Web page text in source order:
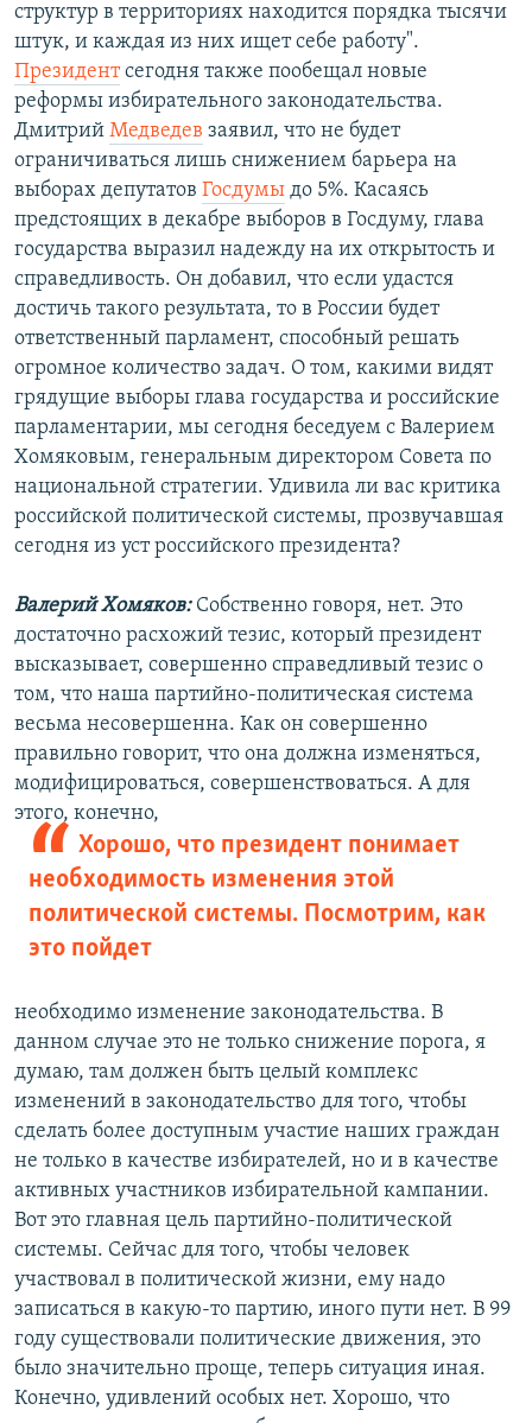
структур в территориях находится порядка тысячи
штук, и каждая из них ищет себе работу".
Президентсегодня также пообещал новые
реформы избирательного законодательства.
Дмитрий Медведев заявил, что не будет
ограничиваться лишь снижением барьера на
выборах депутатов Госдумы до 5%. Касаясь
предстоящих в декабре выборов в Госдуму, глава
государства выразил надежду на их открытость и
справедливость. Он добавил, что если удастся
достичь такого результата, то в России будет
ответственный парламент, способный решать
огромное количество задач. О том, какими видят
грядущие выборы глава государства и российские
парламентарии, мы сегодня беседуем с Валерием
Хомяковым, генеральным директором Совета по
национальной стратегии. Удивила ли вас критика
российской политической системы, прозвучавшая
сегодня из уст российского президента?
Валерий Хомяков:Собственно говоря, нет. Это
достаточно расхожий тезис, который президент
высказывает, совершенно справедливый тезис о
том, что наша партийно-политическая система
весьма несовершенна. Как он совершенно
правильно говорит, что она должна изменяться,
модифицироваться, совершенствоваться. А для
этого, конечно,
Хорошо, что президент понимает
необходимость изменения этой
политической системы. Посмотрим, как
это пойдет
необходимо изменение законодательства. В
данном случае это не только снижение порога, я
думаю, там должен быть целый комплекс
изменений в законодательство для того, чтобы
сделать более доступным участие наших граждан
не только в качестве избирателей, но и в качестве
активных участников избирательной кампании.
Вот это главная цель партийно-политической
системы. Сейчас для того, чтобы человек
участвовал в политической жизни, ему надо
записаться в какую-то партию, иного пути нет. В 99
году существовали политические движения, это
было значительно проще, теперь ситуация иная.
Конечно, удивлений особых нет. Хорошо, что